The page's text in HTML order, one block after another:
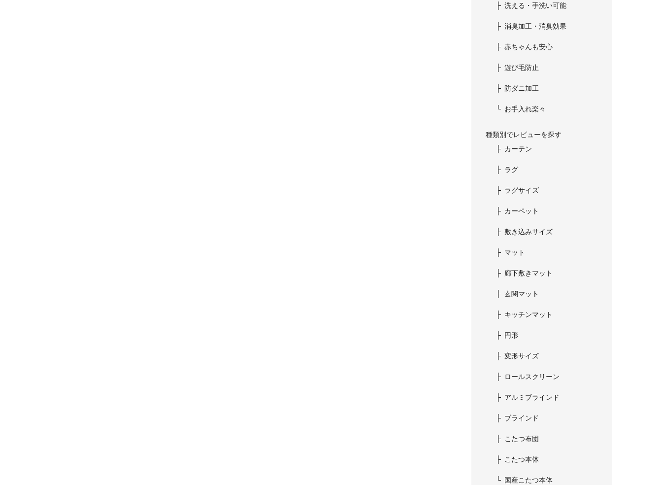
洗える・手洗い可能
消臭加工・消臭効果
赤ちゃんも安心
遊び毛防止
防ダニ加工
お手入れ楽々
種類別でレビューを探す
カーテン
ラグ
ラグサイズ
カーペット
敷き込みサイズ
マット
廊下敷きマット
玄関マット
キッチンマット
円形
変形サイズ
ロールスクリーン
アルミブラインド
ブラインド
こたつ布団
こたつ本体
国産こたつ本体